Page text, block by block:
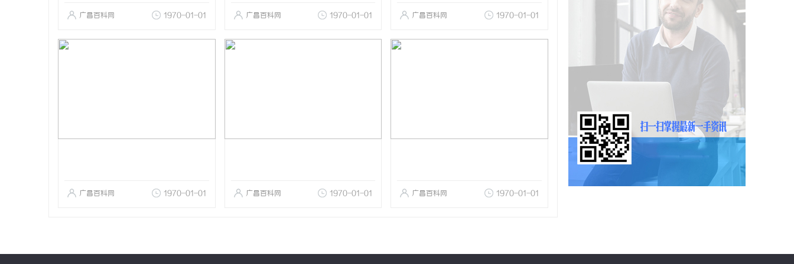
广昌百科网 1970-01-01 广昌百科网 1970-01-01 广昌百科网 1970-01-01
广昌百科网 1970-01-01 广昌百科网 1970-01-01 广昌百科网 1970-01-01